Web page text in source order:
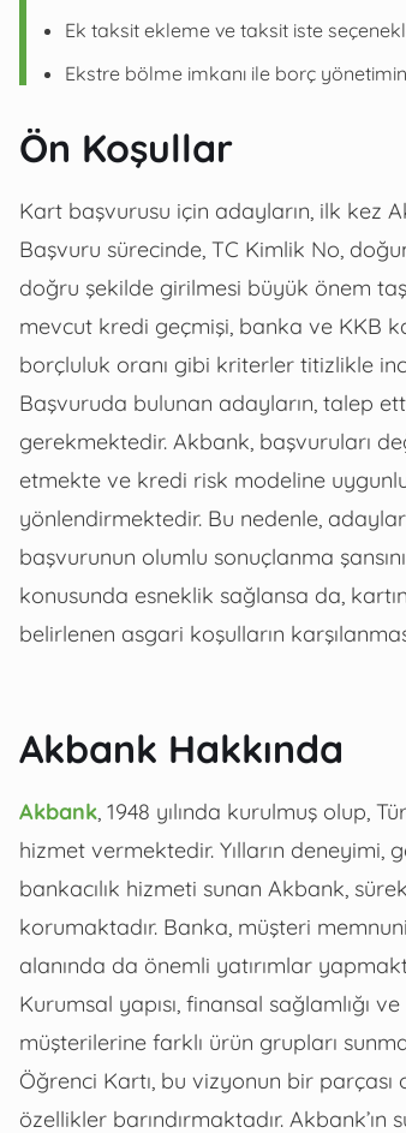
Ek taksit ekleme ve taksit iste
Ekstre bölme imkanı ile borç
Ön Koşullar
Kart başvurusu için adayların, ilk kez
Başvuru sürecinde, TC Kimlik No,
doğru şekilde girilmesi büyük önem
mevcut kredi geçmişi, banka ve KKB
borçluluk oranı gibi kriterler titizlikle
Başvuruda bulunan adayların, talep
gerekmektedir. Akbank, başvuruları
etmekte ve kredi risk modeline
yönlendirmektedir. Bu nedenle,
başvurunun olumlu sonuçlanma
konusunda esneklik sağlansa da,
belirlenen asgari koşulların
Akbank Hakkında
Akbank , 1948 yılında kurulmuş olup,
hizmet vermektedir. Yılların deneyimi,
bankacılık hizmeti sunan Akbank,
korumaktadır. Banka, müşteri
alanında da önemli yatırımlar
Kurumsal yapısı, finansal sağlamlığı
müşterilerine farklı ürün grupları
Öğrenci Kartı, bu vizyonun bir
özellikler barındırmaktadır.